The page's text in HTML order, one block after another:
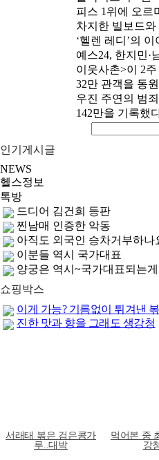
피스 1위에 오르
차지한 빌보드
‘헬렌 레디’의
예스24, 한지민·
이웃사촌>이 2
32만 관객을 동
우진 주연의 범
142만을 기록했
인기게시글
NEWS
헬스정보
톡방
드디어 김건희 등판
찐남매 인증한 악동
아직도 외국인 승차거부하나
이분들 역시 국가대표
양궁은 역시~국가대표되는
쇼핑박스
이게 가능? 기름없이 튀겨낸
진한 맛과 향을 그래도 생강청
서래태 볶은 검은콩가
루..대박
먹어본 중
강